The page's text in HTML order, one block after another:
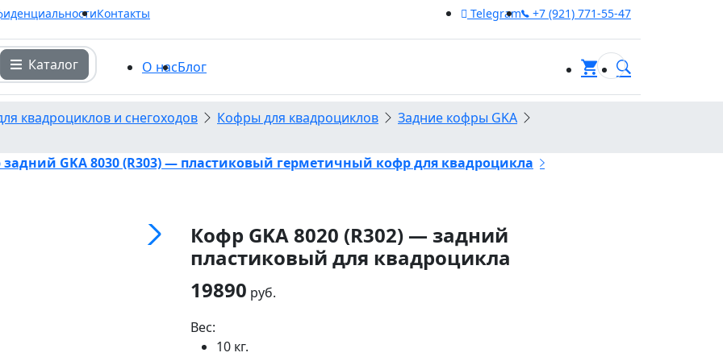
Контакты Telegram +7 (921) 771-55-47
Каталог О насБлог
квадроциклов и снегоходов Кофры для квадроциклов
Задние кофры GKA
GKA 8030 (R303) — пластиковый герметичный кофр для квадроцикла
Кофр GKA 8020 (R302) — задний
пластиковый для квадроцикла
19890 руб.
Вес:
10 кг.